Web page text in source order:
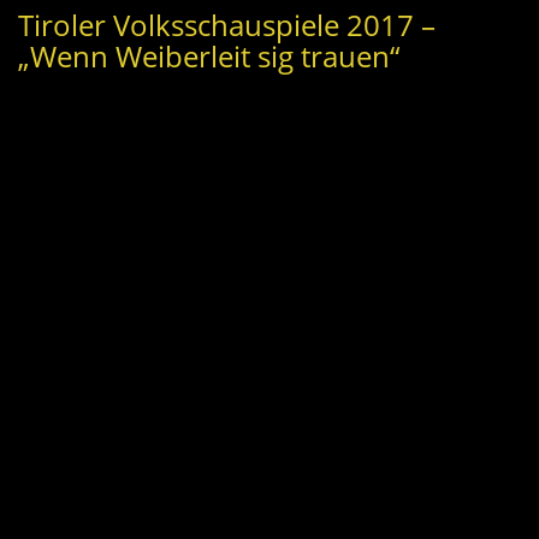
Tiroler Volksschauspiele 2017 –
„Wenn Weiberleit sig trauen“